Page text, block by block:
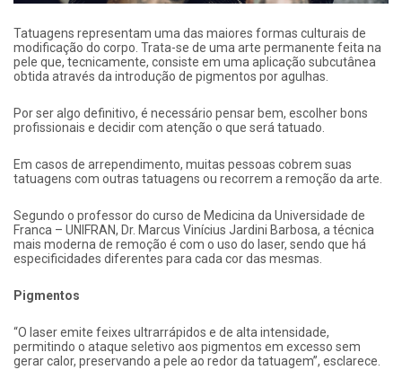
Tatuagens representam uma das maiores formas culturais de
modificação do corpo. Trata-se de uma arte permanente feita na
pele que, tecnicamente, consiste em uma aplicação subcutânea
obtida através da introdução de pigmentos por agulhas.
Por ser algo definitivo, é necessário pensar bem, escolher bons
profissionais e decidir com atenção o que será tatuado.
Em casos de arrependimento, muitas pessoas cobrem suas
tatuagens com outras tatuagens ou recorrem a remoção da arte.
Segundo o professor do curso de Medicina da Universidade de
Franca – UNIFRAN, Dr. Marcus Vinícius Jardini Barbosa, a técnica
mais moderna de remoção é com o uso do laser, sendo que há
especificidades diferentes para cada cor das mesmas.
Pigmentos
“O laser emite feixes ultrarrápidos e de alta intensidade,
permitindo o ataque seletivo aos pigmentos em excesso sem
gerar calor, preservando a pele ao redor da tatuagem”, esclarece.